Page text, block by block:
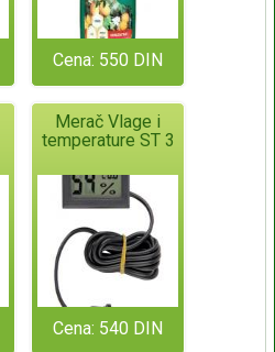
Cena: 550 DIN
Merač Vlage i
temperature ST 3
Cena: 540 DIN